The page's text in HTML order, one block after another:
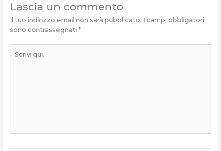
Lascia un commento
Il tuo indirizzo email non sarà pubblicato. I campi obbligatori
sono contrassegnati *
qui..